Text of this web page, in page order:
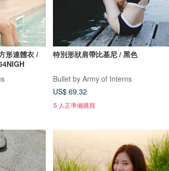
形連體衣 /
特別形狀肩帶比基尼 / 黑色
Bullet by Army of Interns
US$ 69.32
5 人正準備購買